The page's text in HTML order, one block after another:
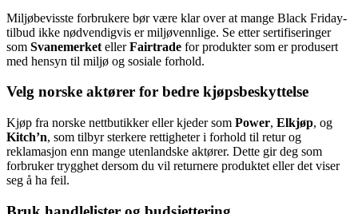
Miljøbevisste forbrukere bør være klar over at mange Black Friday-
tilbud ikke nødvendigvis er miljøvennlige. Se etter sertifiseringer
som Svanemerket ellerFairtrade for produkter som er produsert
med hensyn til miljø og sosiale forhold.
Velg norske aktører for bedre kjøpsbeskyttelse
Kjøp fra norske nettbutikker eller kjeder som Power, Elkjøp, og
Kitch’n, som tilbyr sterkere rettigheter i forhold til retur og
reklamasjon enn mange utenlandske aktører. Dette gir deg som
forbruker trygghet dersom du vil returnere produktet eller det viser
seg å ha feil.